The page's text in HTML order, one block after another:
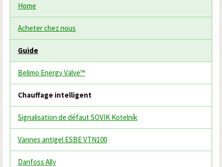
Home
Acheter chez nous
Guide
Belimo Energy Valve™
Chauffage intelligent
Signalisation de défaut SOVIK Kotelník
Vannes antigel ESBE VTN100
Danfoss Ally